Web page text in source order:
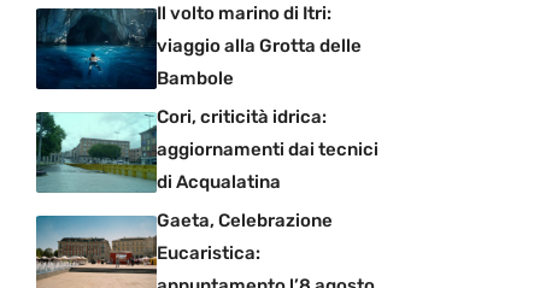
Il volto marino di Itri:
viaggio alla Grotta delle
Bambole
Cori, criticità idrica:
aggiornamenti dai tecnici
di Acqualatina
Gaeta, Celebrazione
Eucaristica: